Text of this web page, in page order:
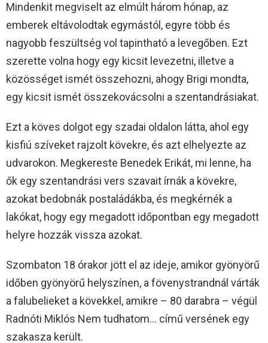
Mindenkit megviselt az elmúlt három hónap, az
emberek eltávolodtak egymástól, egyre több és
nagyobb feszültség vol tapintható a levegőben. Ezt
szerette volna hogy egy kicsit levezetni, illetve a
közösséget ismét összehozni, ahogy Brigi mondta,
egy kicsit ismét összekovácsolni a szentandrásiakat.
Ezt a köves dolgot egy szadai oldalon látta, ahol egy
kisfiú szíveket rajzolt kövekre, és azt elhelyezte az
udvarokon. Megkereste Benedek Erikát, mi lenne, ha
ők egy szentandrási vers szavait írnák a kövekre,
azokat bedobnák postaládákba, és megkérnék a
lakókat, hogy egy megadott időpontban egy megadott
helyre hozzák vissza azokat.
Szombaton 18 órakor jött el az ideje, amikor gyönyörű
időben gyönyörű helyszínen, a fövenystrandnál várták
a falubelieket a kövekkel, amikre – 80 darabra – végül
Radnóti Miklós Nem tudhatom… című versének egy
szakasza került.